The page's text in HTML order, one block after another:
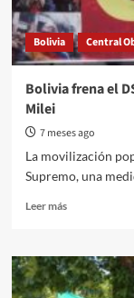
Bolivia Central
Bolivia frena el
Milei
7 meses ago
La movilización
Supremo, una
Leer másRead
Bolivia
frena
el